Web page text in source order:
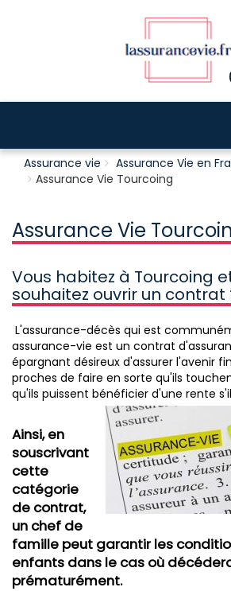
Assurance vie
Assurance Vie en
Assurance Vie Tourcoing
Assurance Vie
Vous habitez à Tourcoing
souhaitez ouvrir un contrat
L'assurance-décès qui est
assurance-vie est un contrat
épargnant désireux d'assurer l'avenir
proches de faire en sorte qu'ils
qu'ils puissent bénéficier d'une rente
Ainsi, en
souscrivant
cette
catégorie
de contrat,
un chef de
famille peut garantir les
enfants dans le cas où
prématurément.